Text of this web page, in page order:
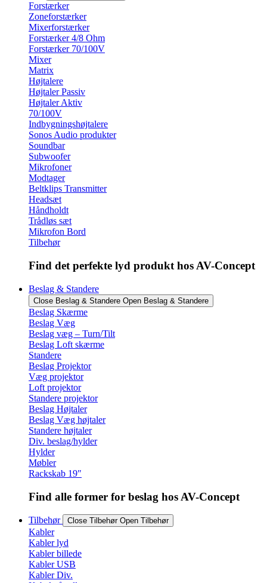
Forstærker
Zoneforstærker
Mixerforstærker
Forstærker 4/8 Ohm
Forstærker 70/100V
Mixer
Matrix
Højtalere
Højtaler Passiv
Højtaler Aktiv
70/100V
Indbygningshøjtalere
Sonos Audio produkter
Soundbar
Subwoofer
Mikrofoner
Modtager
Beltklips Transmitter
Headsæt
Håndholdt
Trådløs sæt
Mikrofon Bord
Tilbehør
Find det perfekte lyd produkt hos AV-Concept
Beslag & Standere
Close Beslag & Standere Open Beslag & Standere
Beslag Skærme
Beslag Væg
Beslag væg – Turn/Tilt
Beslag Loft skærme
Standere
Beslag Projektor
Væg projektor
Loft projektor
Standere projektor
Beslag Højtaler
Beslag Væg højtaler
Standere højtaler
Div. beslag/hylder
Hylder
Møbler
Rackskab 19″
Find alle former for beslag hos AV-Concept
Tilbehør Close Tilbehør Open Tilbehør
Kabler
Kabler lyd
Kabler billede
Kabler USB
Kabler Div.